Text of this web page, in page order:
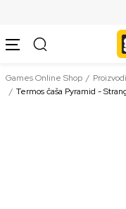
Games Online Shop Proizvodi
Termos čaša Pyramid -